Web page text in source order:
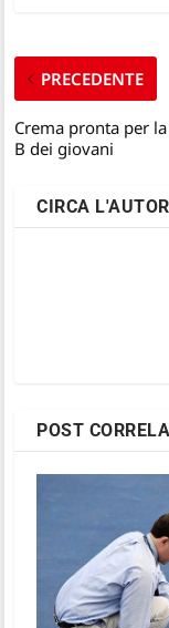
PRECEDENTE
Crema pronta per
B dei giovani
CIRCA
POST